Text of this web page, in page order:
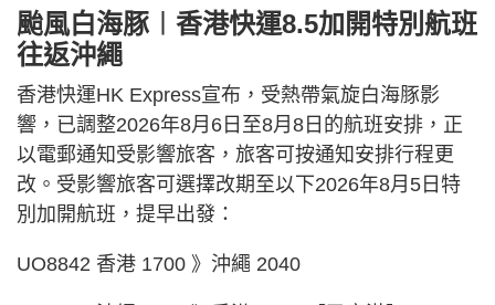
颱風白海豚︱香港快運8.5加開特別航班
往返沖繩
香港快運HK Express宣布，受熱帶氣旋白海豚影
響，已調整2026年8月6日至8月8日的航班安排，正
以電郵通知受影響旅客，旅客可按通知安排行程更
改。受影響旅客可選擇改期至以下2026年8月5日特
別加開航班，提早出發：
UO8842 香港 1700 》沖繩 2040